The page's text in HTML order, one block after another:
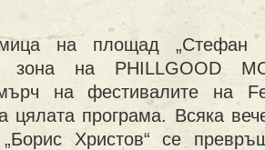
на площад „Стефан
зона на PHILLGOOD
на фестивалите на
цялата програма. Всяка
„Борис Христов“ се